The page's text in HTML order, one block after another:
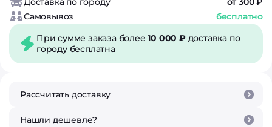
Самовывоз
бесплатно
При сумме заказа более10 000 ₽доставка по
городу бесплатна
Рассчитать доставку
Нашли дешевле?